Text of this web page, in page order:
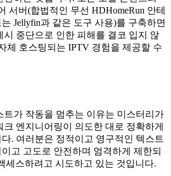
서버(합법적인 무선 HDHomeRun 안테
Jellyfin과 같은 도구 사용)를 구축하면
시 중단으로 인한 피해를 결코 입지 않
체 호스팅되는 IPTV 경험을 제공할 수
트가 작동을 멈추는 이유는 미스터리가
엔지니어링이 의도한 대로 정확하게
. 여러분은 정적이고 영구적인 텍스트
고 고도로 안전하며 엄격하게 제한되
세스하려고 시도하고 있는 것입니다.